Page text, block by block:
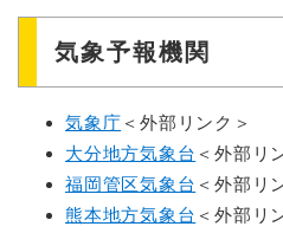
気象予報機関
気象庁 ＜外部リンク＞
大分地方気象台 ＜外部リ
福岡管区気象台 ＜外部リ
熊本地方気象台 ＜外部リ